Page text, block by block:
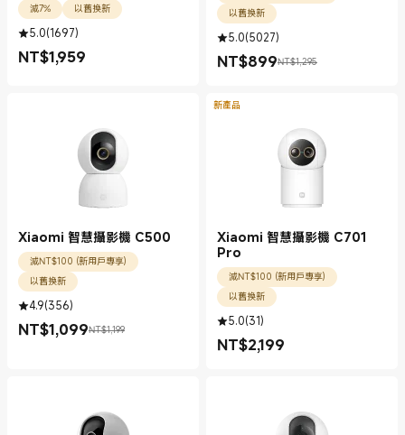
減7% 以舊換新
5.0(1697)
NT$1,959
現價 NT$1959.00
以舊換新
5.0(5027)
NT$899
現價 NT$899.00NT$1,295
銷售價格 NT$1,295
Xiaomi 智慧攝影機 C500
減NT$100 (新用戶專享)
以舊換新
4.9(356)
NT$1,099
現價 NT$1099.00NT$1,199
銷售價格 NT$1,199
新產品
Xiaomi 智慧攝影機 C701
Pro
減NT$100 (新用戶專享)
以舊換新
5.0(31)
NT$2,199
現價 NT$2199.00